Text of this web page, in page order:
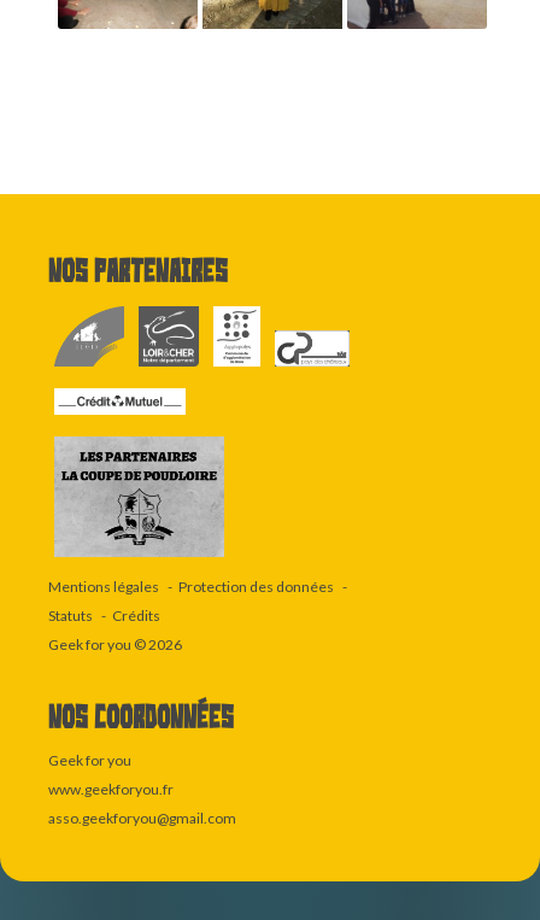
Nos partenaires
Mentions légales
Protection des données
Statuts
Crédits
Geek for you © 2026
Nos coordonnées
Geek for you
www.geekforyou.fr
asso.geekforyou@gmail.com